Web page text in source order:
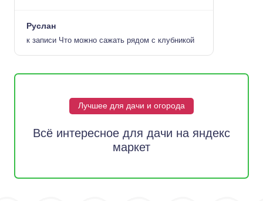
Руслан
к записи Что можно сажать рядом с клубникой
Лучшее для дачи и огорода
Всё интересное для дачи на яндекс
маркет